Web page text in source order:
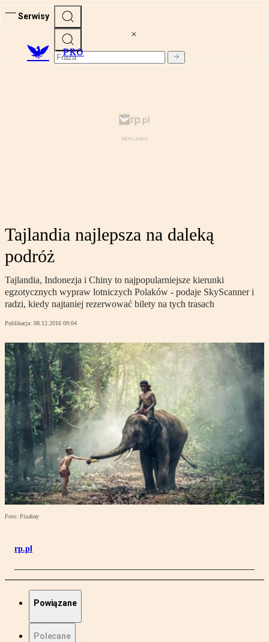
Serwisy
PRO
Tajlandia najlepsza na daleką
podróż
Tajlandia, Indonezja i Chiny to najpopularniejsze kierunki
egzotycznych wypraw lotniczych Polaków - podaje SkyScanner i
radzi, kiedy najtaniej rezerwować bilety na tych trasach
Publikacja: 08.12.2016 09:04
Foto: Pixabay
rp.pl
Powiązane
Polecane